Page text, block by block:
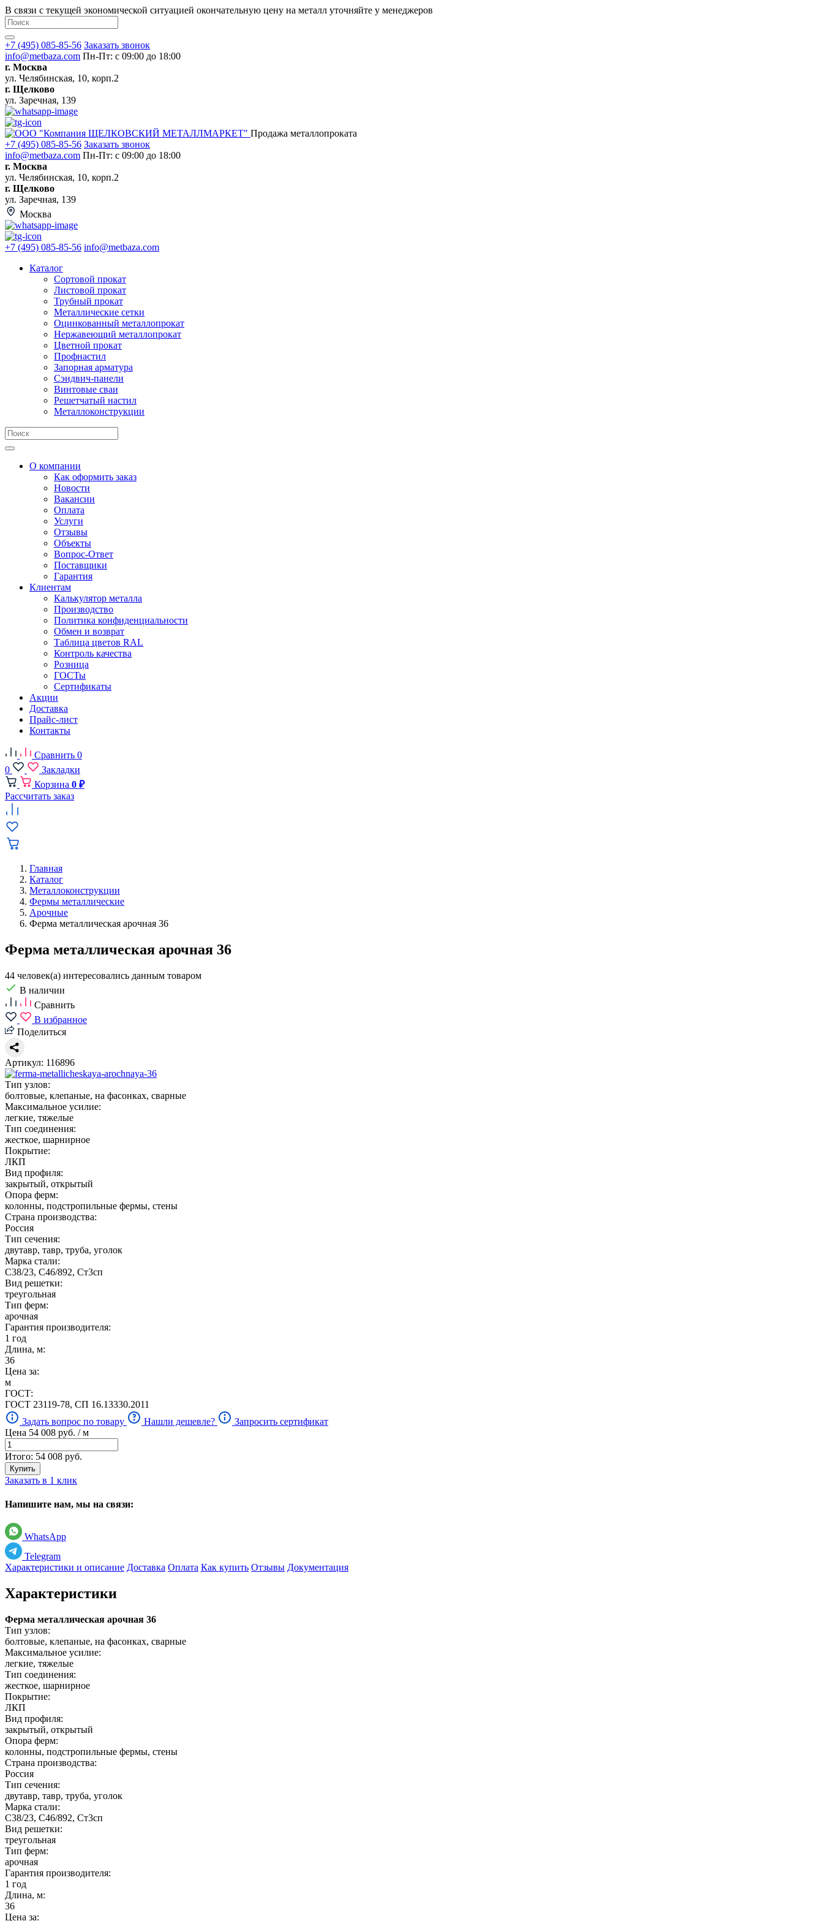
В связи с текущей экономической ситуацией окончательную цену на металл уточняйте у менеджеров
+7 (495) 085-85-56 Заказать звонок
info@metbaza.com Пн-Пт: с 09:00 до 18:00
г. Москва
ул. Челябинская, 10, корп.2
г. Щелково
ул. Заречная, 139
Продажа металлопроката
+7 (495) 085-85-56 Заказать звонок
info@metbaza.com Пн-Пт: с 09:00 до 18:00
г. Москва
ул. Челябинская, 10, корп.2
г. Щелково
ул. Заречная, 139
Москва
+7 (495) 085-85-56 info@metbaza.com
Каталог
Сортовой прокат
Листовой прокат
Трубный прокат
Металлические сетки
Оцинкованный металлопрокат
Нержавеющий металлопрокат
Цветной прокат
Профнастил
Запорная арматура
Сэндвич-панели
Винтовые сваи
Решетчатый настил
Металлоконструкции
О компании
Как оформить заказ
Новости
Вакансии
Оплата
Услуги
Отзывы
Объекты
Вопрос-Ответ
Поставщики
Гарантия
Клиентам
Калькулятор металла
Производство
Политика конфиденциальности
Обмен и возврат
Таблица цветов RAL
Контроль качества
Розница
ГОСТы
Сертификаты
Акции
Доставка
Прайс-лист
Контакты
Сравнить 0
0
Закладки
Корзина 0 ₽
Рассчитать заказ
Главная
Каталог
Металлоконструкции
Фермы металлические
Арочные
Ферма металлическая арочная 36
Ферма металлическая арочная 36
44 человек(а) интересовались данным товаром
В наличии
Сравнить
В избранное
Поделиться
Артикул: 116896
Тип узлов:
болтовые, клепаные, на фасонках, сварные
Максимальное усилие:
легкие, тяжелые
Тип соединения:
жесткое, шарнирное
Покрытие:
ЛКП
Вид профиля:
закрытый, открытый
Опора ферм:
колонны, подстропильные фермы, стены
Страна производства:
Россия
Тип сечения:
двутавр, тавр, труба, уголок
Марка стали:
С38/23, С46/892, Ст3сп
Вид решетки:
треугольная
Тип ферм:
арочная
Гарантия производителя:
1 год
Длина, м:
36
Цена за:
м
ГОСТ:
ГОСТ 23119-78, СП 16.13330.2011
Задать вопрос по товару
Нашли дешевле?
Запросить сертификат
Цена 54 008 руб. / м
Итого: 54 008 руб.
Купить
Заказать в 1 клик
Напишите нам, мы на связи:
WhatsApp
Telegram
Характеристики и описание Доставка Оплата Как купить Отзывы Документация
Характеристики
Ферма металлическая арочная 36
Тип узлов:
болтовые, клепаные, на фасонках, сварные
Максимальное усилие:
легкие, тяжелые
Тип соединения:
жесткое, шарнирное
Покрытие:
ЛКП
Вид профиля:
закрытый, открытый
Опора ферм:
колонны, подстропильные фермы, стены
Страна производства:
Россия
Тип сечения:
двутавр, тавр, труба, уголок
Марка стали:
С38/23, С46/892, Ст3сп
Вид решетки:
треугольная
Тип ферм:
арочная
Гарантия производителя:
1 год
Длина, м:
36
Цена за: